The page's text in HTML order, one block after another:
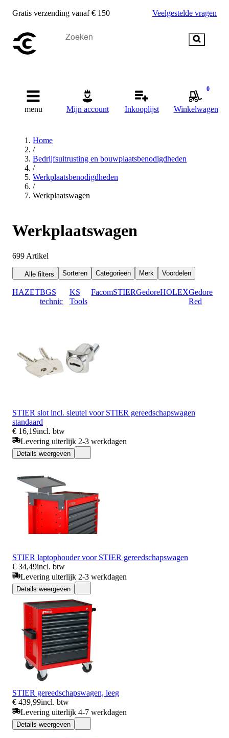
Gratis verzending vanaf € 150 Veelgestelde vragen
menu Mijn account Inkooplijst
0
Winkelwagen
Home
/
Bedrijfsuitrusting en bouwplaatsbenodigdheden
/
Werkplaatsbenodigdheden
/
Werkplaatswagen
Werkplaatswagen
699 Artikel
Alle filters Sorteren Categorieën Merk Voordelen
HAZETBGS
technic
KS
Tools
FacomSTIERGedoreHOLEXGedore
Red
STIER slot incl. sleutel voor STIER gereedschapswagen
standaard
€ 16,19incl. btw
Levering uiterlijk 2-3 werkdagen
Details weergeven
STIER laptophouder voor STIER gereedschapswagen
€ 34,49incl. btw
Levering uiterlijk 2-3 werkdagen
Details weergeven
STIER gereedschapswagen, leeg
€ 439,99incl. btw
Levering uiterlijk 4-7 werkdagen
Details weergeven